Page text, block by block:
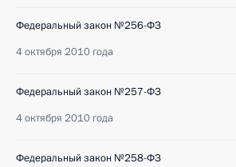
Федеральный закон №256-ФЗ
4 октября 2010 года
Федеральный закон №257-ФЗ
4 октября 2010 года
Федеральный закон №258-ФЗ